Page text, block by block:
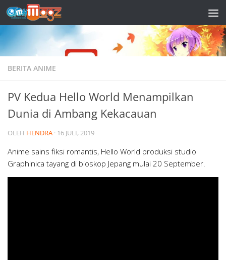
Skip to content
BERITA ANIME
PV Kedua Hello World Menampilkan
Dunia di Ambang Kekacauan
OLEH HENDRA · 16 JULI, 2019
Anime sains fiksi romantis, Hello World produksi studio
Graphinica tayang di bioskop Jepang mulai 20 September.